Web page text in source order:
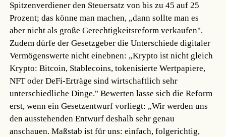
Spitzenverdiener den Steuersatz von bis zu 45 auf 25
Prozent; das könne man machen, „dann sollte man es
aber nicht als große Gerechtigkeitsreform verkaufen".
Zudem dürfe der Gesetzgeber die Unterschiede digitaler
Vermögenswerte nicht einebnen: „Krypto ist nicht gleich
Krypto: Bitcoin, Stablecoins, tokenisierte Wertpapiere,
NFT oder DeFi-Erträge sind wirtschaftlich sehr
unterschiedliche Dinge." Bewerten lasse sich die Reform
erst, wenn ein Gesetzentwurf vorliegt: „Wir werden uns
den ausstehenden Entwurf deshalb sehr genau
anschauen. Maßstab ist für uns: einfach, folgerichtig,